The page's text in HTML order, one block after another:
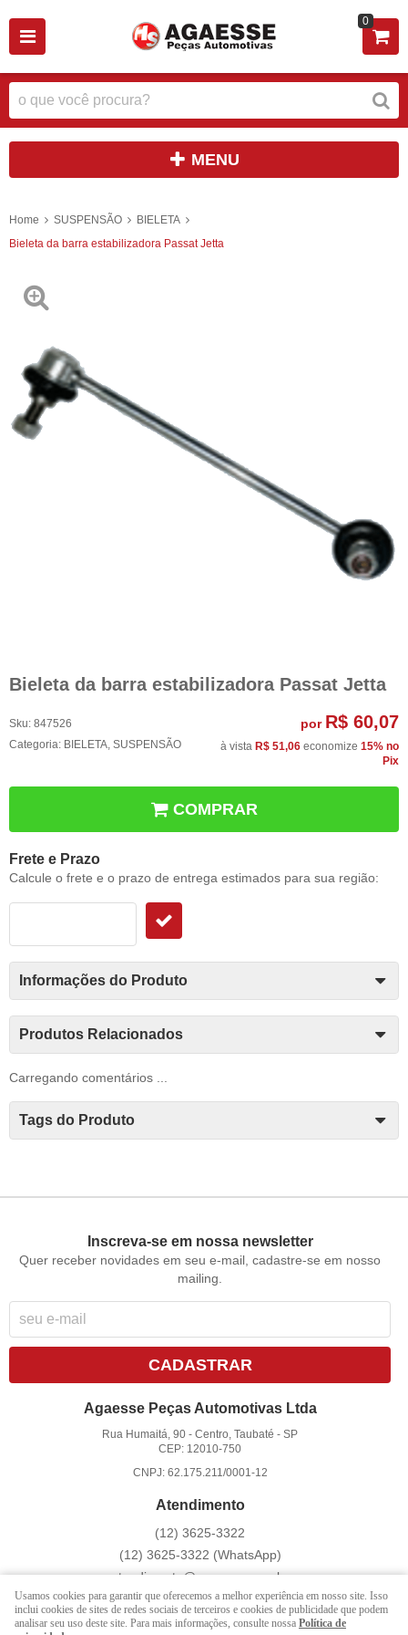
0
MENU
Home SUSPENSÃO
BIELETA
Bieleta da barra estabilizadora Passat Jetta
Bieleta da barra estabilizadora Passat Jetta
Sku: 847526
Categoria: BIELETA, SUSPENSÃO
por R$ 60,07
à vista R$ 51,06 economize 15% no
Pix
COMPRAR
Frete e Prazo
Calcule o frete e o prazo de entrega estimados para sua região:
Informações do Produto
Produtos Relacionados
Carregando comentários ...
Tags do Produto
Inscreva-se em nossa newsletter
Quer receber novidades em seu e-mail, cadastre-se em nosso
mailing.
CADASTRAR
Agaesse Peças Automotivas Ltda
Rua Humaitá, 90 -Centro, Taubaté -SP
CEP: 12010-750
CNPJ: 62.175.211/0001-12
Atendimento
(12) 3625-3322
(12) 3625-3322 (WhatsApp)
atendimento@agaesse.com.br
LOJA VIRTUAL CRIADA POR
Usamos cookies para garantir que oferecemos a melhor experiência em nosso site. Isso
inclui cookies de sites de redes sociais de terceiros e cookies de publicidade que podem
analisar seu uso deste site. Para mais informações, consulte nossa Política de